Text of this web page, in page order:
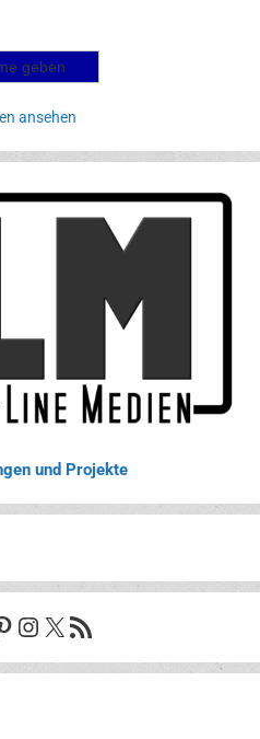
ansehen
und Projekte
Instagram
X RSS-Feed